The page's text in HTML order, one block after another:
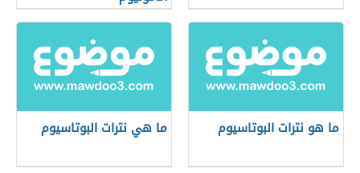
ما هو نترات البوتاسيوم ما هي نترات البوتاسيوم